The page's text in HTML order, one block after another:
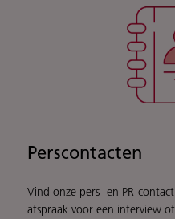
Perscontacten
Vind onze pers- en PR-
afspraak voor een interview